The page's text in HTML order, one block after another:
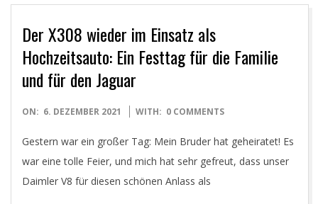
Der X308 wieder im Einsatz als
Hochzeitsauto: Ein Festtag für die Familie
und für den Jaguar
2021-
ON: 6. DEZEMBER 2021 WITH: 0 COMMENTS
Gestern war ein großer Tag: Mein Bruder hat geheiratet! Es
war eine tolle Feier, und mich hat sehr gefreut, dass unser
Daimler V8 für diesen schönen Anlass als